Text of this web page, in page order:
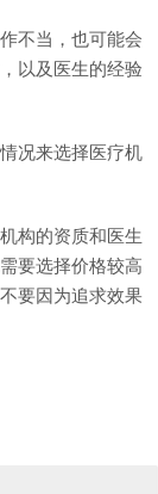
不当，也可能会
以及医生的经验
况来选择医疗机
构的资质和医生
要选择价格较高
要因为追求效果